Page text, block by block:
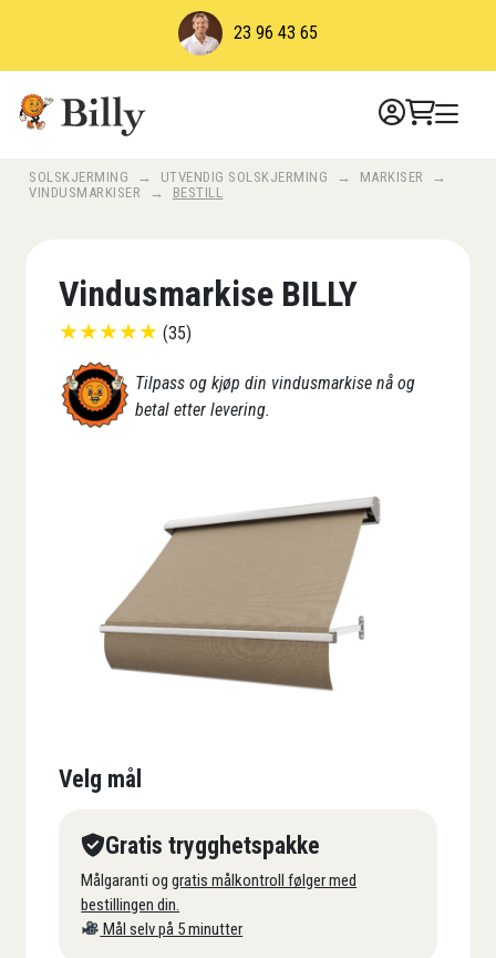
23 96 43 65
SOLSKJERMING → UTVENDIG SOLSKJERMING → MARKISER
→
VINDUSMARKISER
→ BESTILL
Vindusmarkise BILLY
★★★★★ (35)
Tilpass og kjøp din vindusmarkise nå og
betal etter levering.
Velg mål
Gratis trygghetspakke
Målgaranti oggratis målkontroll følger med
bestillingen din.
Mål selv på 5 minutter